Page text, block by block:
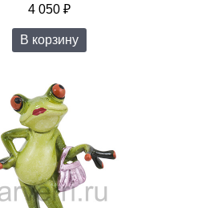
4 050 ₽
В корзину